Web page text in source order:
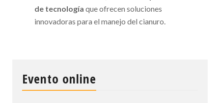
de tecnología que ofrecen soluciones
innovadoras para el manejo del cianuro.
Evento online